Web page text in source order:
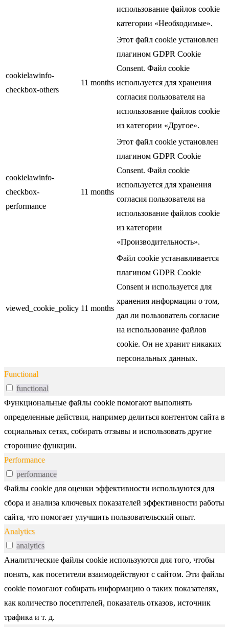
использование файлов cookie
категории «Необходимые».
cookielawinfo-
checkbox-others
11 months
Этот файл cookie установлен
плагином GDPR Cookie
Consent. Файл cookie
используется для хранения
согласия пользователя на
использование файлов cookie
из категории «Другое».
cookielawinfo-
checkbox-
performance
11 months
Этот файл cookie установлен
плагином GDPR Cookie
Consent. Файл cookie
используется для хранения
согласия пользователя на
использование файлов cookie
из категории
«Производительность».
viewed_cookie_policy 11 months
Файл cookie устанавливается
плагином GDPR Cookie
Consent и используется для
хранения информации о том,
дал ли пользователь согласие
на использование файлов
cookie. Он не хранит никаких
персональных данных.
Functional
functional
Функциональные файлы cookie помогают выполнять
определенные действия, например делиться контентом сайта в
социальных сетях, собирать отзывы и использовать другие
сторонние функции.
Performance
performance
Файлы cookie для оценки эффективности используются для
сбора и анализа ключевых показателей эффективности работы
сайта, что помогает улучшить пользовательский опыт.
Analytics
analytics
Аналитические файлы cookie используются для того, чтобы
понять, как посетители взаимодействуют с сайтом. Эти файлы
cookie помогают собирать информацию о таких показателях,
как количество посетителей, показатель отказов, источник
трафика и т. д.